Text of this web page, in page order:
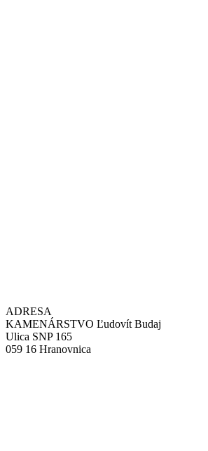
ADRESA
KAMENÁRSTVO Ľudovít Budaj
Ulica SNP 165
059 16 Hranovnica